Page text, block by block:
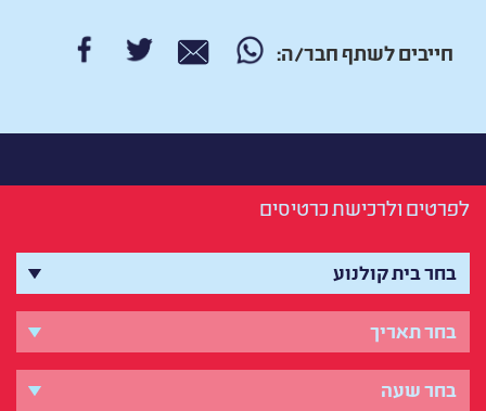
חייבים לשתף חבר/ה:
לפרטים ולרכישת כרטיסים